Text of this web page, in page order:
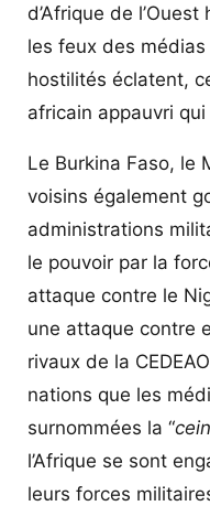
d’Afrique de
les feux des
hostilités éclatent,
africain appauvri
Le Burkina Faso, le
voisins également
administrations
le pouvoir par la
attaque contre le
une attaque contre
rivaux de la
nations que les
surnommées la “
l’Afrique se sont
leurs forces